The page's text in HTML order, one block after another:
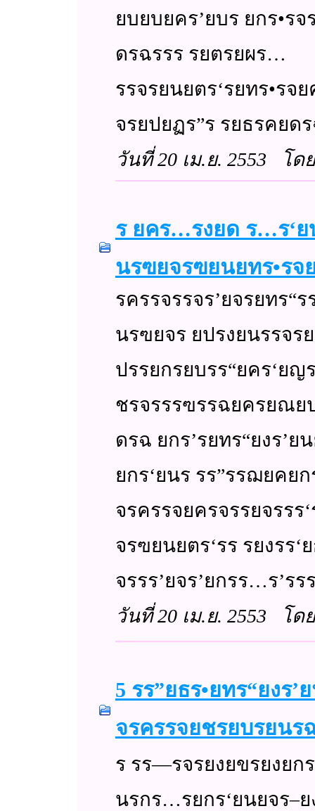
ยบยบยคร’ยบร ยกร•รจร
ดรฉรรร รยตรยผร…
รรจรยนยตร‘รยทร•รจ
จรยปยฏร”ร รยธรคยด
วันที่ 20 เม.ย. 2553 โด
ร ยคร…รงยด ร…ร‘ยบร
นรฃยจรฃยนยทร•รจ
รครรจรรจร’ยจรยทร“ร
นรฃยจร ยปรงยนรรจร
ปรรยกรยบรร“ยคร‘ย
ชรจรรรฃรรฉยครยณยป
ดรฉ ยกร’รยทร“ยงร’
ยกร‘ยนร รร”รรฌยคย
จรครรจยครจรรยจรร
จรฃยนยตร‘รร รยงรร
จรรร’ยจร’ยกรร…ร’ร
วันที่ 20 เม.ย. 2553 โด
5 รร”ยธร•ยทร“ยงร’
จรครรจยชรยบรยนร
ร รร—รจรยงยขรยงยก
นรกร…รยกร‘ยนยจร–ยง